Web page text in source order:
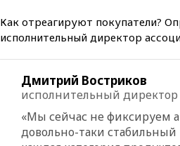
Как отреагируют покупатели?
исполнительный директор
Дмитрий Востриков
исполнительный
«Мы сейчас не фиксируем
довольно-таки